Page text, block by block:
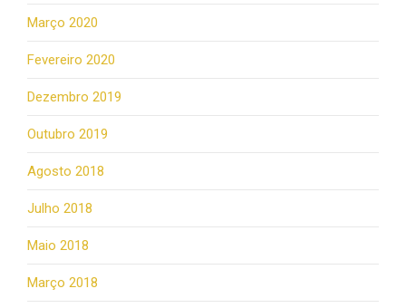
Março 2020
Fevereiro 2020
Dezembro 2019
Outubro 2019
Agosto 2018
Julho 2018
Maio 2018
Março 2018